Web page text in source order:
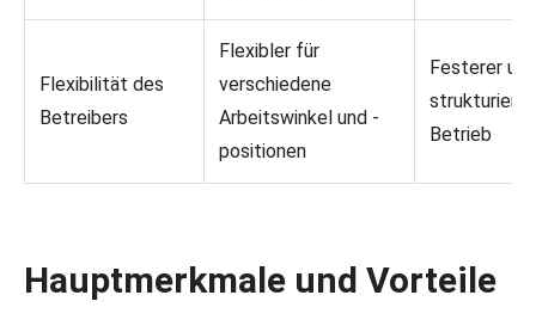
Flexibilität des
Betreibers
Flexibler für
verschiedene
Arbeitswinkel und -
positionen
Festerer und
Betrieb
Hauptmerkmale und Vorteile